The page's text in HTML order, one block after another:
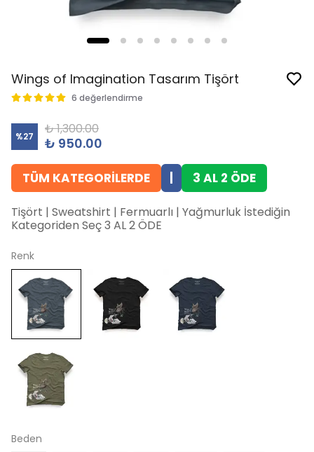
Wings of Imagination Tasarım Tişört
6 değerlendirme
%27 ₺ 1,300.00
₺ 950.00
TÜM KATEGORİLERDE 3 AL 2 ÖDE
Tişört | Sweatshirt | Fermuarlı | Yağmurluk İstediğin
Kategoriden Seç 3 AL 2 ÖDE
Renk
Beden